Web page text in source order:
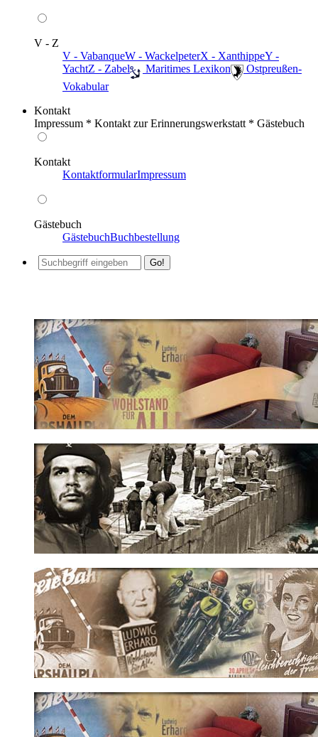
V - Z
V - VabanqueW - WackelpeterX - XanthippeY -
YachtZ - Zabel ️ Maritimes Lexikon
️ Ostpreußen-
Vokabular
Kontakt
Impressum * Kontakt zur Erinnerungswerkstatt * Gästebuch
Kontakt
KontaktformularImpressum
Gästebuch
GästebuchBuchbestellung